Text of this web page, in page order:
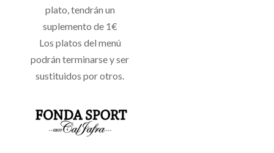
plato, tendrán un
suplemento de 1€
Los platos del menú
podrán terminarse y ser
sustituidos por otros.